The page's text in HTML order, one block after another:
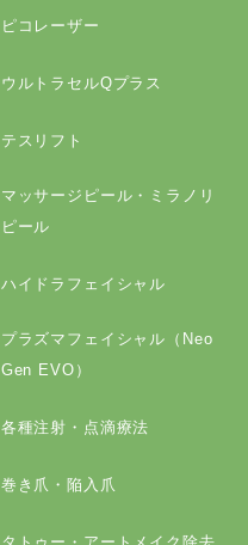
ピコレーザー
ウルトラセルQプラス
テスリフト
マッサージピール・ミラノリ
ピール
ハイドラフェイシャル
プラズマフェイシャル（Neo
Gen EVO）
各種注射・点滴療法
巻き爪・陥入爪